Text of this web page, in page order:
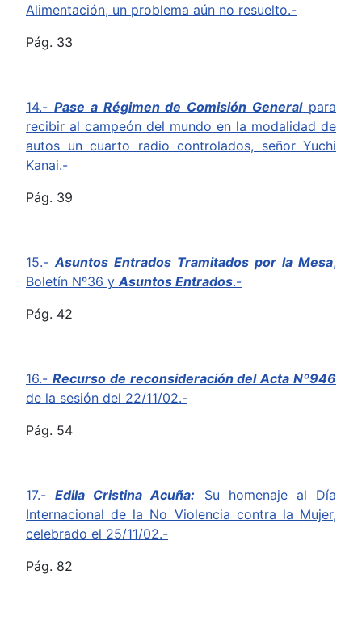
Alimentación, un problema aún no resuelto.-
Pág. 33
14.- Pase a Régimen de Comisión Generalpara
recibir al campeón del mundo en la modalidad de
autos un cuarto radio controlados, señor Yuchi
Kanai.-
Pág. 39
15.- Asuntos Entrados Tramitados por la Mesa,
Boletín Nº36 y Asuntos Entrados.-
Pág. 42
16.- Recurso de reconsideración del Acta Nº946
de la sesión del 22/11/02.-
Pág. 54
17.-Edila Cristina Acuña: Su homenaje al Día
Internacional de la No Violencia contra la Mujer,
celebrado el 25/11/02.-
Pág. 82